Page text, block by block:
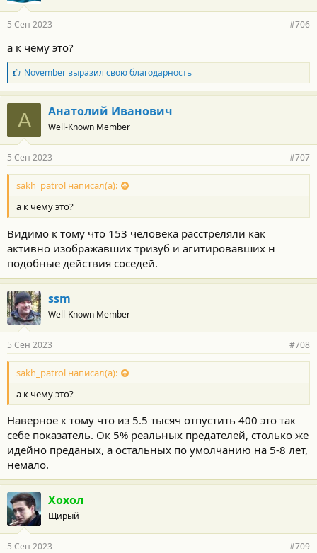
5 Сен 2023 #706
а к чему это?
Б
л
а
г
о
а
н
о
с
и
:
Novemberвыразил свою благодарность
А Анатолий Иванович
Well-Known Member
5 Сен 2023 #707
sakh_patrol написал(а):
а к чему это?
Видимо к тому что 153 человека расстреляли как
активно изображавших тризуб и агитировавших н
подобные действия соседей.
ssm
Well-Known Member
5 Сен 2023 #708
sakh_patrol написал(а):
а к чему это?
Наверное к тому что из 5.5 тысяч отпустить 400 это так
себе показатель. Ок 5% реальных предателей, столько же
идейно преданых, а остальных по умолчанию на 5-8 лет,
немало.
Хохол
Щирый
5 Сен 2023 #709